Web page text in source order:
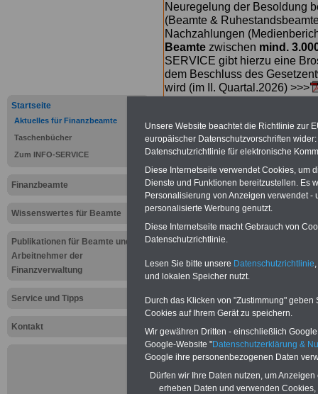
Startseite
Aktuelles für Finanzbeamte
Taschenbücher
Zum INFO-SERVICE
Finanzbeamte
Wissenswertes für Beamte
Publikationen für Beamte und
Arbeitnehmer der
Finanzverwaltung
Service und Tipps
Kontakt
Neuregelung der Besoldung
(Beamte &
Nachzahlungen
Beamte zwischen mind.
SERVICE gibt hierzu eine
dem Beschluss des
wird (im II. Quartal.2026) >>>
Übersicht
Vorteile für den
Selbsthilfeeinrichtungen für
vergleichen, dann
Beamte der
Unsere Website beachtet die Richtlinie zur
europäischer Datenschutzvorschriften
Datenschutzrichtlinie für elektronische
Diese Internetseite verwendet Cookies, um
Dienste und Funktionen bereitzustellen. Es
Personalisierung von Anzeigen verwendet
personalisierte Werbung genutzt.
Diese Internetseite macht Gebrauch von
Datenschutzrichtlinie.
Lesen Sie bitte unsere Datenschutzrichtlinie
und lokalen Speicher nutzt.
Durch das Klicken von "Zustimmung"
Cookies auf Ihrem Gerät zu speichern.
Wir gewähren Dritten - einschließlich
Google-Website "Datenschutzerklärung &
Google ihre personenbezogenen Daten
Dürfen wir Ihre Daten nutzen, um
erheben Daten und verwenden